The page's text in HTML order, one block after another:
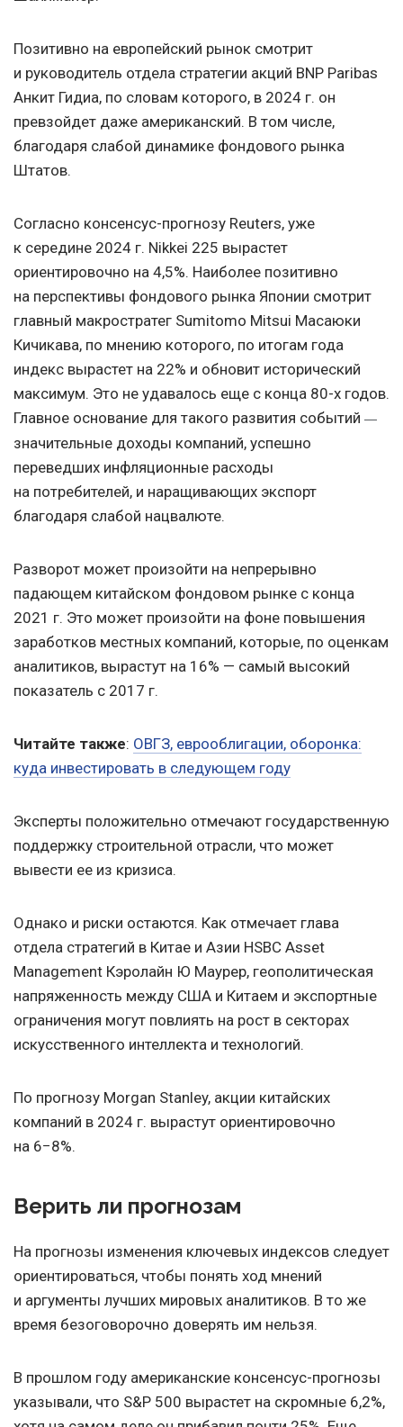
Позитивно на европейский рынок смотрит
и руководитель отдела стратегии акций BNP Paribas
Анкит Гидиа, по словам которого, в 2024 г. он
превзойдет даже американский. В том числе,
благодаря слабой динамике фондового рынка
Штатов.
Согласно консенсус-прогнозу Reuters, уже
к середине 2024 г. Nikkei 225 вырастет
ориентировочно на 4,5%. Наиболее позитивно
на перспективы фондового рынка Японии смотрит
главный макростратег Sumitomo Mitsui Масаюки
Кичикава, по мнению которого, по итогам года
индекс вырастет на 22% и обновит исторический
максимум. Это не удавалось еще с конца 80-х годов.
Главное основание для такого развития событий —
значительные доходы компаний, успешно
переведших инфляционные расходы
на потребителей, и наращивающих экспорт
благодаря слабой нацвалюте.
Разворот может произойти на непрерывно
падающем китайском фондовом рынке с конца
2021 г. Это может произойти на фоне повышения
заработков местных компаний, которые, по оценкам
аналитиков, вырастут на 16% — самый высокий
показатель с 2017 г.
Читайте также: ОВГЗ, еврооблигации, оборонка:
куда инвестировать в следующем году
Эксперты положительно отмечают государственную
поддержку строительной отрасли, что может
вывести ее из кризиса.
Однако и риски остаются. Как отмечает глава
отдела стратегий в Китае и Азии HSBC Asset
Management Кэролайн Ю Маурер, геополитическая
напряженность между США и Китаем и экспортные
ограничения могут повлиять на рост в секторах
искусственного интеллекта и технологий.
По прогнозу Morgan Stanley, акции китайских
компаний в 2024 г. вырастут ориентировочно
на 6−8%.
Верить ли прогнозам
На прогнозы изменения ключевых индексов следует
ориентироваться, чтобы понять ход мнений
и аргументы лучших мировых аналитиков. В то же
время безоговорочно доверять им нельзя.
В прошлом году американские консенсус-прогнозы
указывали, что S&P 500 вырастет на скромные 6,2%,